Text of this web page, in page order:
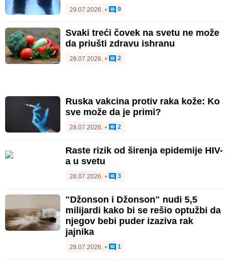
29.07.2026. • 9
Svaki treći čovek na svetu ne može
da priušti zdravu ishranu
28.07.2026. • 2
Ruska vakcina protiv raka kože: Ko
sve može da je primi?
28.07.2026. • 2
Raste rizik od širenja epidemije HIV-
a u svetu
28.07.2026. • 3
"Džonson i Džonson" nudi 5,5
milijardi kako bi se rešio optužbi da
njegov bebi puder izaziva rak
jajnika
28.07.2026. • 1